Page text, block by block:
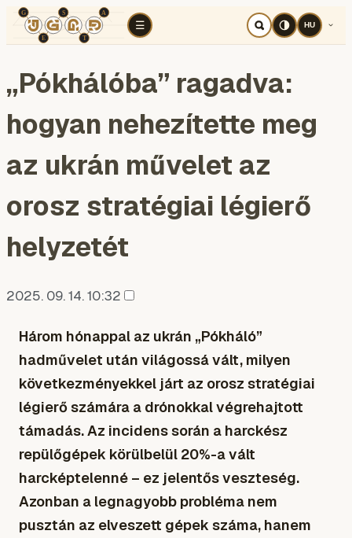
☰
TÉR KOGNITÍV HÁBORÚ
HU
„Pókhálóba” ragadva:
hogyan nehezítette meg
az ukrán művelet az
orosz stratégiai légierő
helyzetét
2025. 09. 14. 10:32
Három hónappal az ukrán „Pókháló”
hadművelet után világossá vált, milyen
következményekkel járt az orosz stratégiai
légierő számára a drónokkal végrehajtott
támadás. Az incidens során a harckész
repülőgépek körülbelül 20%-a vált
harcképtelenné – ez jelentős veszteség.
Azonban a legnagyobb probléma nem
pusztán az elveszett gépek száma, hanem